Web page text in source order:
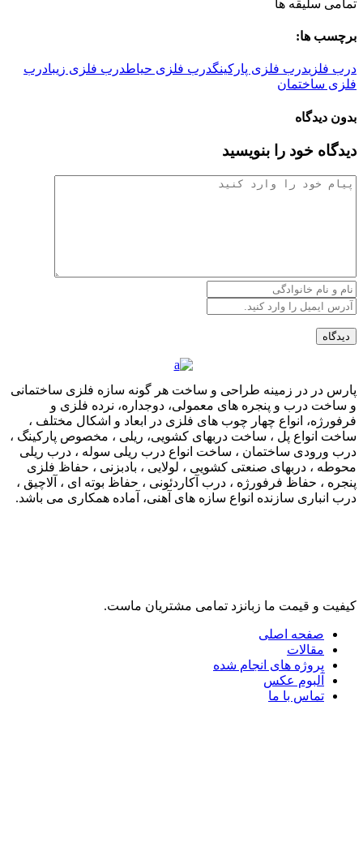
تمامی سلیقه ها
برچسب ها:
درب فلزیدرب فلزی پارکینگدرب فلزی حیاطدرب فلزی زیبادرب
فلزی ساختمان
بدون دیدگاه
دیدگاه خود را بنویسید
پارس در در زمینه طراحی و ساخت هر گونه سازه فلزی ساختمانی
و ساخت درب و پنجره های معمولی، دوجداره، نرده فلزی و
فرفورژه، انواع چهار چوب های فلزی در ابعاد و اشکال مختلف ،
ساخت انواع پل ، ساخت دربهای کشویی، ریلی ، مخصوص پارکینگ ،
درب ورودی ساختمان ، ساخت انواع درب ریلی سوله ، درب ریلی
محوطه ، دربهای صنعتی کشویی ، لولایی ، بادبزنی ، حفاظ فلزی
پنجره ، حفاظ فرفورژه ، درب آکاردئونی ، حفاظ بوته ای ، آلاچیق ،
درب انباری سازنده انواع سازه های آهنی، آماده همکاری می باشد.
کیفیت و قیمت ما زبانزد تمامی مشتریان ماست.
صفحه اصلی
مقالات
پروژه های انجام شده
آلبوم عکس
تماس با ما